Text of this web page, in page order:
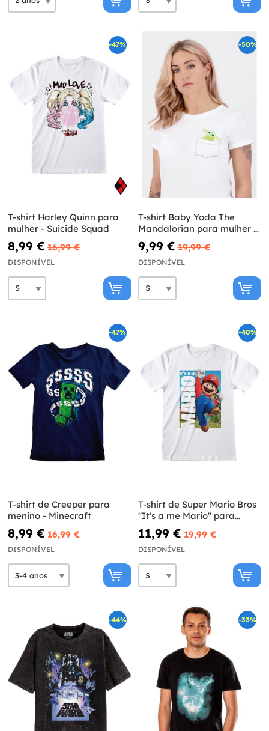
-47%
T-shirt Harley Quinn para
mulher - Suicide Squad
8,99 € 16,99 €
DISPONÍVEL
-50%
T-shirt Baby Yoda The
Mandalorian para mulher -
Star Wars
9,99 € 19,99 €
DISPONÍVEL
-47%
T-shirt de Creeper para
menino - Minecraft
8,99 € 16,99 €
DISPONÍVEL
-40%
T-shirt de Super Mario Bros
"It's a me Mario" para
homem
11,99 € 19,99 €
DISPONÍVEL
-44% -33%